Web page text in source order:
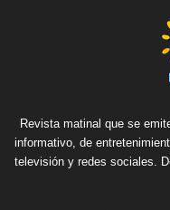
Revista matinal que se
informativo, de
televisión y redes sociales.